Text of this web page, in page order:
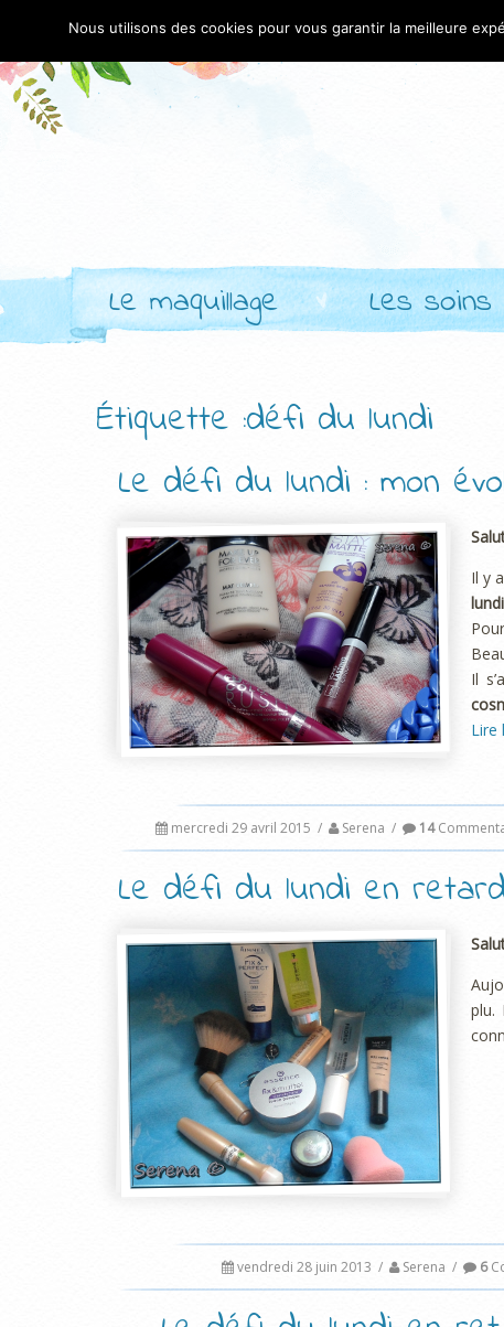
Le maquillage Les soins
Étiquette :défi du lundi
Le défi du lundi : mon
Il y
lundi
Il
Lire
mercredi 29 avril 2015 / Serena / 14
Le défi du lundi en
plu.
vendredi 28 juin 2013 / Serena / 6
Nous utilisons des cookies pour vous garantir la meilleure